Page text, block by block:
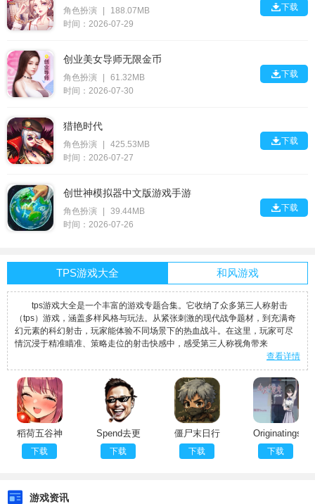
角色扮演 |
188.07MB
时间：2026-07-29
下载
创业美女导师无限金币
角色扮演 |
61.32MB
时间：2026-07-30
下载
猎艳时代
角色扮演 |
425.53MB
时间：2026-07-27
下载
创世神模拟器中文版游戏手游
角色扮演 |
39.44MB
时间：2026-07-26
下载
TPS游戏大全 和风游戏
tps游戏大全是一个丰富的游戏专题合集。它收纳了众多第三人称射击
（tps）游戏，涵盖多样风格与玩法。从紧张刺激的现代战争题材，到充满奇
幻元素的科幻射击，玩家能体验不同场景下的热血战斗。在这里，玩家可尽
情沉浸于精准瞄准、策略走位的射击快感中，感受第三人称视角带来
查看详情
稻荷五谷神
汉化版
下载
Spend去更
新版
下载
僵尸末日行
汉化版
下载
汉化版
下载
游戏资讯